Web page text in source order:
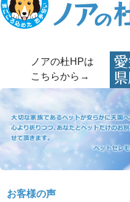
ノアの杜HPは
こちらから→
お客様の声